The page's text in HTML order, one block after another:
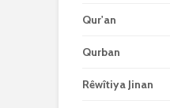
Qur'an
Qurban
Rêwîtiya Jinan